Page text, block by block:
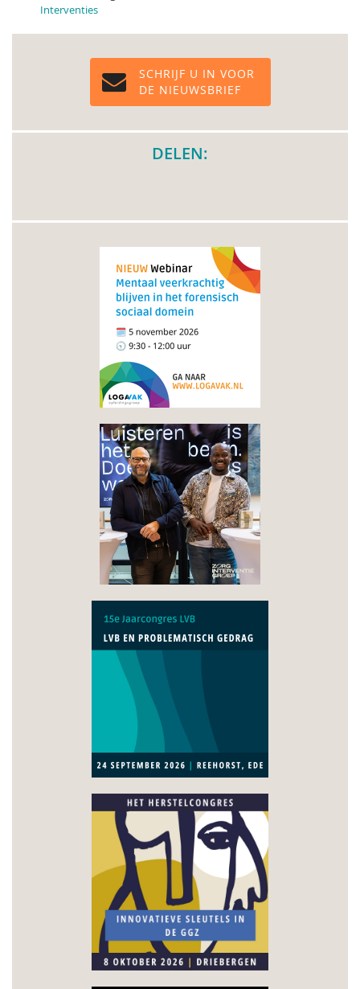
Interventies
SCHRIJF U IN VOOR
DE NIEUWSBRIEF
DELEN: